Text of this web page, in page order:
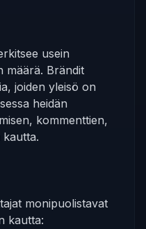
usein
määrä. Brändit
joiden yleisö on
heidän
kommenttien,
kautta.
monipuolistavat
kautta: